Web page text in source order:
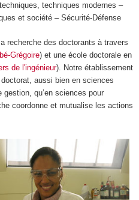
techniques modernes –
et société – Sécurité-Défense
recherche des doctorants à travers
Grégoire) et une école doctorale en
de l'ingénieur). Notre établissement
aussi bien en sciences
qu’en sciences pour
coordonne et mutualise les actions